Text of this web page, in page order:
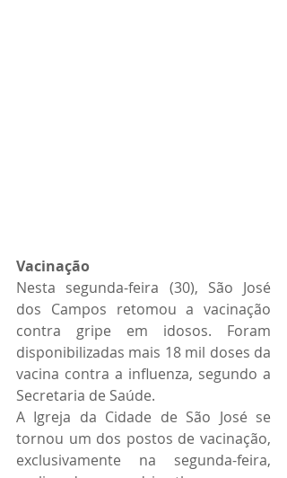
Vacinação
Nesta segunda-feira (30), São José
dos Campos retomou a vacinação
contra gripe em idosos. Foram
disponibilizadas mais 18 mil doses da
vacina contra a influenza, segundo a
Secretaria de Saúde.
A Igreja da Cidade de São José se
tornou um dos postos de vacinação,
exclusivamente na segunda-feira,